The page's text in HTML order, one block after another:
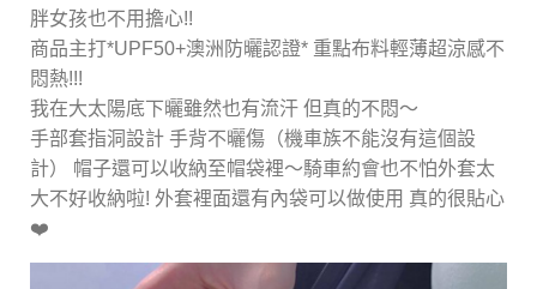
胖女孩也不用擔心!!
商品主打*UPF50+澳洲防曬認證* 重點布料輕薄超涼感不
悶熱!!!
我在大太陽底下曬雖然也有流汗 但真的不悶～
手部套指洞設計 手背不曬傷（機車族不能沒有這個設
計） 帽子還可以收納至帽袋裡～騎車約會也不怕外套太
大不好收納啦! 外套裡面還有內袋可以做使用 真的很貼心
❤️